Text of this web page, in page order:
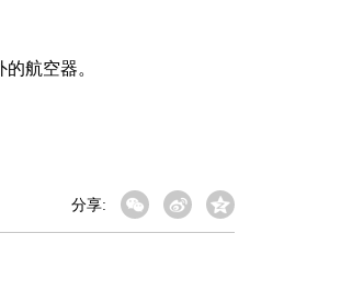
航空器。
分享: